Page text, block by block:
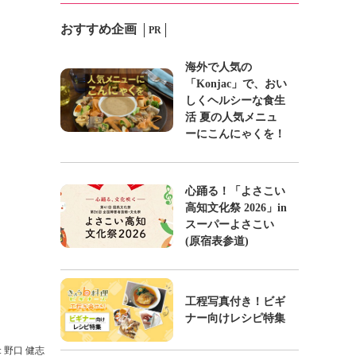
野口 健志
おすすめ企画 PR
海外で人気の
「Konjac」で、おい
しくヘルシーな食生
活 夏の人気メニュ
ーにこんにゃくを！
心踊る！「よさこい
高知文化祭 2026」in
スーパーよさこい
(原宿表参道)
工程写真付き！ビギ
ナー向けレシピ特集